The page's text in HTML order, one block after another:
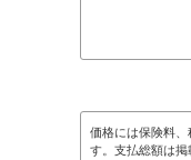
価格には保険料、
す。支払総額は